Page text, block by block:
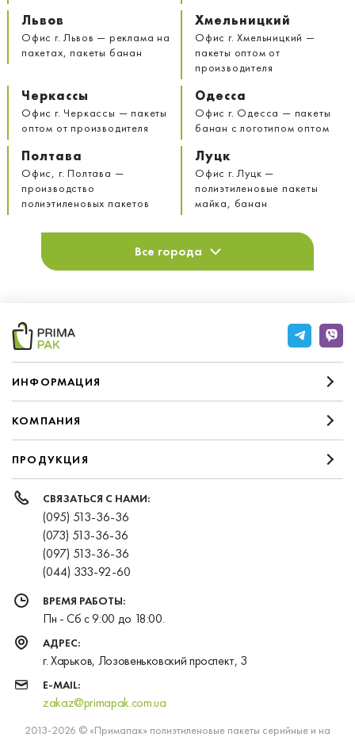
Львов
Офис г. Львов — реклама на
пакетах, пакеты банан
Хмельницкий
Офис г. Хмельницкий —
пакеты оптом от
производителя
Черкассы
Офис г. Черкассы — пакеты
оптом от производителя
Одесса
Офис г. Одесса — пакеты
банан с логотипом оптом
Полтава
Офис, г. Полтава —
производство
полиэтиленовых пакетов
Луцк
Офис г. Луцк —
полиэтиленовые пакеты
майка, банан
Все города
ИНФОРМАЦИЯ
КОМПАНИЯ
ПРОДУКЦИЯ
СВЯЗАТЬСЯ С НАМИ:
(095) 513-36-36
(073) 513-36-36
(097) 513-36-36
(044) 333-92-60
ВРЕМЯ РАБОТЫ:
Пн - Сб с 9:00 до 18:00.
АДРЕС:
г. Харьков, Лозовеньковский проспект, 3
E-MAIL:
zakaz@primapak.com.ua
2013-2026 © «Примапак» полиэтиленовые пакеты серийные и на